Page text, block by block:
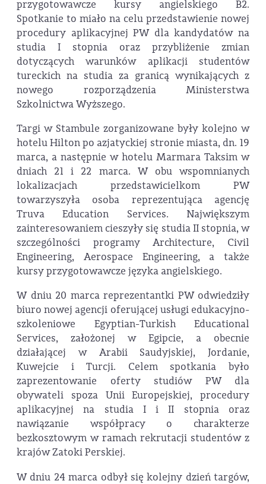
przygotowawcze kursy angielskiego B2.
Spotkanie to miało na celu przedstawienie nowej
procedury aplikacyjnej PW dla kandydatów na
studia I stopnia oraz przybliżenie zmian
dotyczących warunków aplikacji studentów
tureckich na studia za granicą wynikających z
nowego rozporządzenia Ministerstwa
Szkolnictwa Wyższego.
Targi w Stambule zorganizowane były kolejno w
hotelu Hilton po azjatyckiej stronie miasta, dn. 19
marca, a następnie w hotelu Marmara Taksim w
dniach 21 i 22 marca. W obu wspomnianych
lokalizacjach przedstawicielkom PW
towarzyszyła osoba reprezentująca agencję
Truva Education Services. Największym
zainteresowaniem cieszyły się studia II stopnia, w
szczególności programy Architecture, Civil
Engineering, Aerospace Engineering, a także
kursy przygotowawcze języka angielskiego.
W dniu 20 marca reprezentantki PW odwiedziły
biuro nowej agencji oferującej usługi edukacyjno-
szkoleniowe Egyptian-Turkish Educational
Services, założonej w Egipcie, a obecnie
działającej w Arabii Saudyjskiej, Jordanie,
Kuwejcie i Turcji. Celem spotkania było
zaprezentowanie oferty studiów PW dla
obywateli spoza Unii Europejskiej, procedury
aplikacyjnej na studia I i II stopnia oraz
nawiązanie współpracy o charakterze
bezkosztowym w ramach rekrutacji studentów z
krajów Zatoki Perskiej.
W dniu 24 marca odbył się kolejny dzień targów,